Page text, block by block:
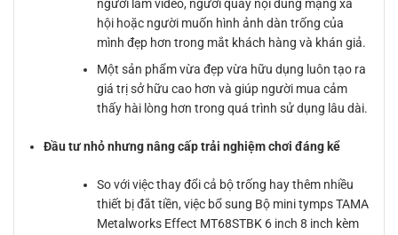
người làm video, người quay nội dung mạng xã
hội hoặc người muốn hình ảnh dàn trống của
mình đẹp hơn trong mắt khách hàng và khán giả.
Một sản phẩm vừa đẹp vừa hữu dụng luôn tạo ra
giá trị sở hữu cao hơn và giúp người mua cảm
thấy hài lòng hơn trong quá trình sử dụng lâu dài.
Đầu tư nhỏ nhưng nâng cấp trải nghiệm chơi đáng kể
So với việc thay đổi cả bộ trống hay thêm nhiều
thiết bị đắt tiền, việc bổ sung Bộ mini tymps TAMA
Metalworks Effect MT68STBK 6 inch 8 inch kèm